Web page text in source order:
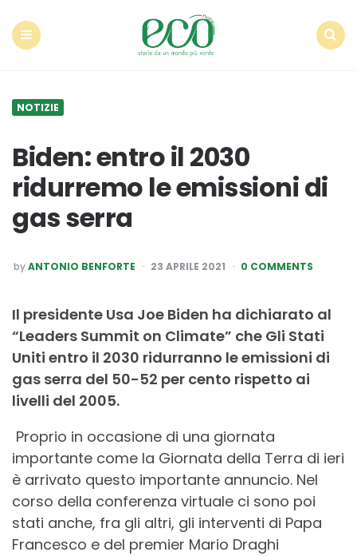
NOTIZIE
Biden: entro il 2030
ridurremo le emissioni di
gas serra
POSTED
BY
byANTONIO BENFORTE 23 APRILE 2021 0 COMMENTS
Il presidente Usa Joe Biden ha dichiarato al
“Leaders Summit on Climate” che Gli Stati
Uniti entro il 2030 ridurranno le emissioni di
gas serra del 50-52 per cento rispetto ai
livelli del 2005.
Proprio in occasione di una giornata
importante come la Giornata della Terra di ieri
è arrivato questo importante annuncio. Nel
corso della conferenza virtuale ci sono poi
stati anche, fra gli altri, gli interventi di Papa
Francesco e del premier Mario Draghi